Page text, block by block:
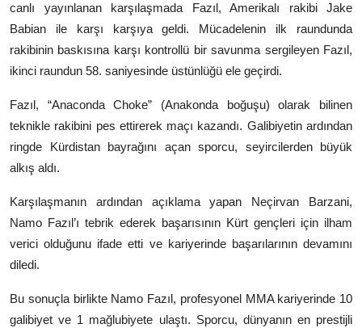
canlı yayınlanan karşılaşmada Fazıl, Amerikalı rakibi Jake
Babian ile karşı karşıya geldi. Mücadelenin ilk raundunda
rakibinin baskısına karşı kontrollü bir savunma sergileyen Fazıl,
ikinci raundun 58. saniyesinde üstünlüğü ele geçirdi.
Fazıl, “Anaconda Choke” (Anakonda boğuşu) olarak bilinen
teknikle rakibini pes ettirerek maçı kazandı. Galibiyetin ardından
ringde Kürdistan bayrağını açan sporcu, seyircilerden büyük
alkış aldı.
Karşılaşmanın ardından açıklama yapan Neçirvan Barzani,
Namo Fazıl’ı tebrik ederek başarısının Kürt gençleri için ilham
verici olduğunu ifade etti ve kariyerinde başarılarının devamını
diledi.
Bu sonuçla birlikte Namo Fazıl, profesyonel MMA kariyerinde 10
galibiyet ve 1 mağlubiyete ulaştı. Sporcu, dünyanın en prestijli